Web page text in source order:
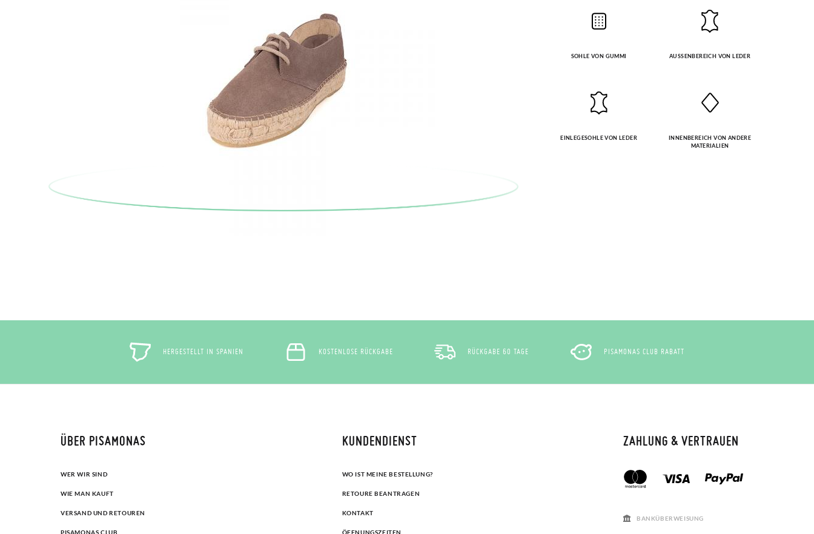
SOHLE VON GUMMI AUSSENBEREICH VON LEDER
EINLEGESOHLE VON LEDER
INNENBEREICH VON ANDERE
MATERIALIEN
HERGESTELLT IN SPANIEN KOSTENLOSE RÜCKGABE RÜCKGABE 60 TAGE PISAMONAS CLUB RABATT
ÜBER PISAMONAS
WER WIR SIND
WIE MAN KAUFT
VERSAND UND RETOUREN
PISAMONAS CLUB
KUNDENDIENST
WO IST MEINE BESTELLUNG?
RETOURE BEANTRAGEN
KONTAKT
ÖFFNUNGSZEITEN
ZAHLUNG & VERTRAUEN
BANKÜBERWEISUNG